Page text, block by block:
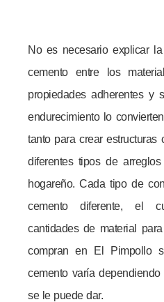
No es necesario explicar
cemento entre los
propiedades adherentes y
endurecimiento lo
tanto para crear
diferentes tipos de
hogareño. Cada tipo de
cemento diferente, el
cantidades de material
compran en El Pimpollo
cemento varía
se le puede dar.